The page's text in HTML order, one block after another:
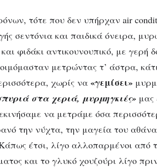
τότε που δεν υπήρχαν air
σεντόνια και παιδικά όνειρα,
φιδάκι αντικουνουπικό, με γερή
μετρώντας τ’ άστρα,
χωρίς να «γεμίσει»
στα χεριά, μυρμηγκιές» μας
να μετράμε όσα
την νύχτα, την μαγεία του
έτσι, λίγο αλλοπαρμένοι από
και το γλυκό χουζούρι λίγο